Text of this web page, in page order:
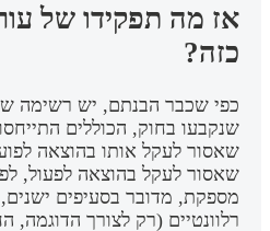
אז מה תפקידו של
כזה?
כפי שכבר הבנתם, יש רשימה
שנקבעו בחוק, הכוללים
שאסור לעקל אותו בהוצאה
שאסור לעקל בהוצאה לפעול,
מספקת, מדובר בסעיפים
רלוונטיים (רק לצורך הדוגמה,